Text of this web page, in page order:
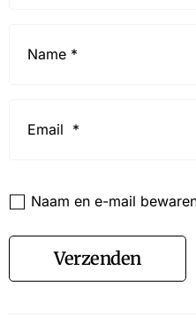
Naam en e-mail
Verzenden